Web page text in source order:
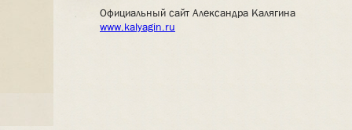
Официальный сайт Александра Калягина
www.kalyagin.ru